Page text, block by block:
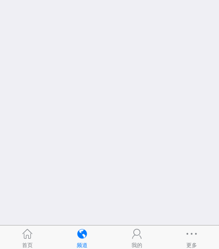
首页 频道 我的 更多